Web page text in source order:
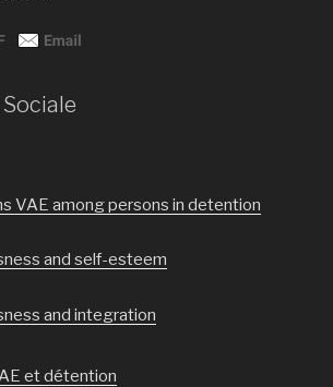
VAE among persons in detention
and self-esteem
and integration
et détention